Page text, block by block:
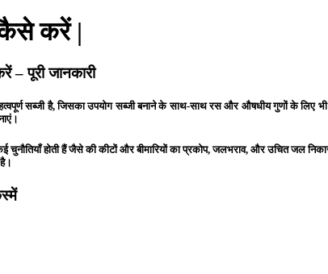
करें |
पूरी जानकारी
सब्जी है, जिसका उपयोग सब्जी बनाने के साथ-साथ रस और औषधीय गुणों के
होती हैं जैसे की कीटों और बीमारियों का प्रकोप, जलभराव, और उचित जल